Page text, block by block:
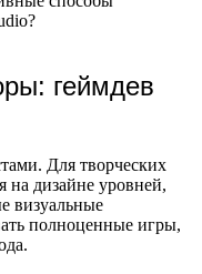
геймдев
Для творческих
на дизайне уровней,
визуальные
полноценные игры,